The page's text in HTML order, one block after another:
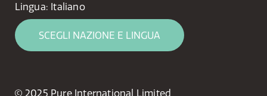
Lingua: Italiano
SCEGLI NAZIONE E LINGUA
© 2025 Pure International Limited